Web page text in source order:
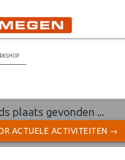
plaats gevonden ...
ACTUELE ACTIVITEITEN →